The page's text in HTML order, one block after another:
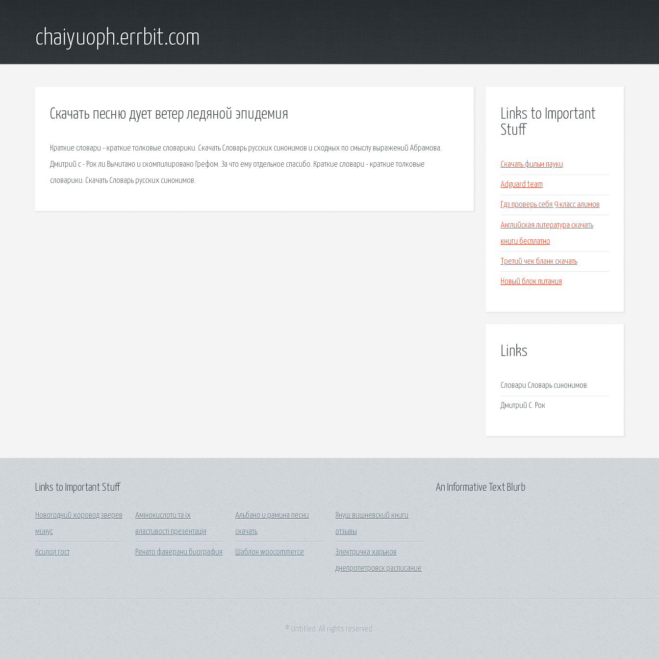
chaiyuoph.errbit.com
Скачать песню дует ветер ледяной эпидемия
Краткие словари - краткие толковые словарики. Скачать Словарь русских синонимов и сходных по смыслу выражений Абрамова.
Дмитрий c - Рок ли Вычитано и скомпилировано Грефом. За что ему отдельное спасибо. Краткие словари - краткие толковые
словарики. Скачать Словарь русских синонимов.
Links to Important
Stuff
Скачать фильм пауки
Adguard team
Гдз проверь себя 9 класс алимов
Английская литература скачать
книги бесплатно
Третий чек бланк скачать
Новый блок питания
Links
Словари Словарь синонимов.
Дмитрий C. Рок
Links to Important Stuff
Новогодний хоровод зверев
минус
Ксилол гост
Амінокислоти та їх
властивості презентація
Ренато фаверани биография
Альбано и рамина песни
скачать
Шаблон woocommerce
Януш вишневский книги
отзывы
Электричка харьков
днепропетровск расписание
An Informative Text Blurb
© Untitled. All rights reserved.